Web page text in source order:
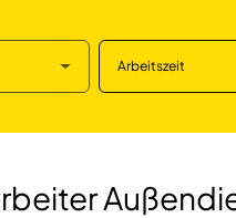
Arbeitszeit